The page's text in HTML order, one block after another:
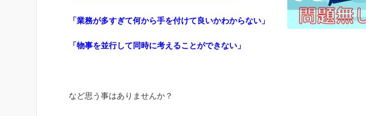
「業務が多すぎて何から手を付けて良いかわからない」
「物事を並行して同時に考えることができない」
など思う事はありませんか？